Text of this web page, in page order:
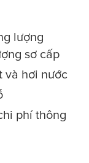
lượng
sơ cấp
và hơi nước
phí thông